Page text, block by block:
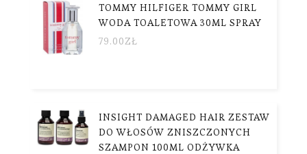
TOMMY HILFIGER TOMMY GIRL
WODA TOALETOWA 30ML SPRAY
79.00ZŁ
INSIGHT DAMAGED HAIR ZESTAW
DO WŁOSÓW ZNISZCZONYCH
SZAMPON 100ML ODŻYWKA